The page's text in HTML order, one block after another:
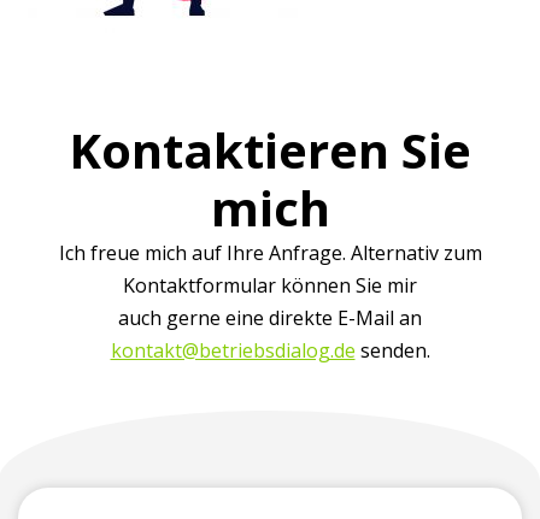
Kontaktieren Sie
mich
Ich freue mich auf Ihre Anfrage. Alternativ zum
Kontaktformular können Sie mir
auch gerne eine direkte E-Mail an
kontakt@betriebsdialog.de senden.
Vorname
Firma
Telefonnummer
E-
Ihre
(erforderlich)